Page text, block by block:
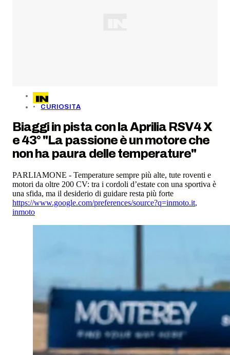
CURIOSITA
Biaggi in pista con la Aprilia RSV4 X
e 43° "La passione è un motore che
non ha paura delle temperature"
PARLIAMONE - Temperature sempre più alte, tute roventi e
motori da oltre 200 CV: tra i cordoli d’estate con una sportiva è
una sfida, ma il desiderio di guidare resta più forte
https://www.google.com/preferences/source?q=inmoto.it,
inmoto